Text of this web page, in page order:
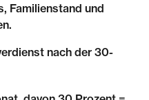
Familienstand und
nach der 30-